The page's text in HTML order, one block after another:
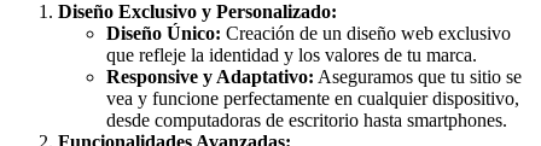
Diseño Exclusivo y Personalizado:
Diseño Único: Creación de un diseño web exclusivo
que refleje la identidad y los valores de tu marca.
Responsive y Adaptativo: Aseguramos que tu sitio se
vea y funcione perfectamente en cualquier dispositivo,
desde computadoras de escritorio hasta smartphones.